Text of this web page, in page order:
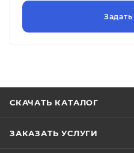
СКАЧАТЬ КАТАЛОГ
ЗАКАЗАТЬ УСЛУГИ